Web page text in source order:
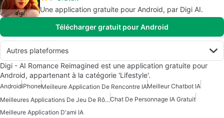
Une application gratuite pour Android, par Digi AI.
Télécharger gratuit pour Android
Autres plateformes
Digi - AI Romance Reimagined est une application gratuite pour
Android, appartenant à la catégorie 'Lifestyle'.
AndroidiPhoneMeilleure Application De Rencontre IAMeilleur Chatbot IA
Meilleures Applications De Jeu De Rôle AIChat De Personnage IA Gratuit
Meilleure Application D'ami IA